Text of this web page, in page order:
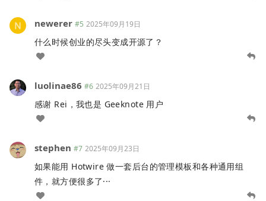
newerer #5 2025年09月19日
什么时候创业的尽头变成开源了？
luolinae86 #6 2025年09月21日
感谢 Rei，我也是 Geeknote 用户
stephen #7 2025年09月23日
如果能用 Hotwire 做一套后台的管理模板和各种通用组
件，就方便很多了···